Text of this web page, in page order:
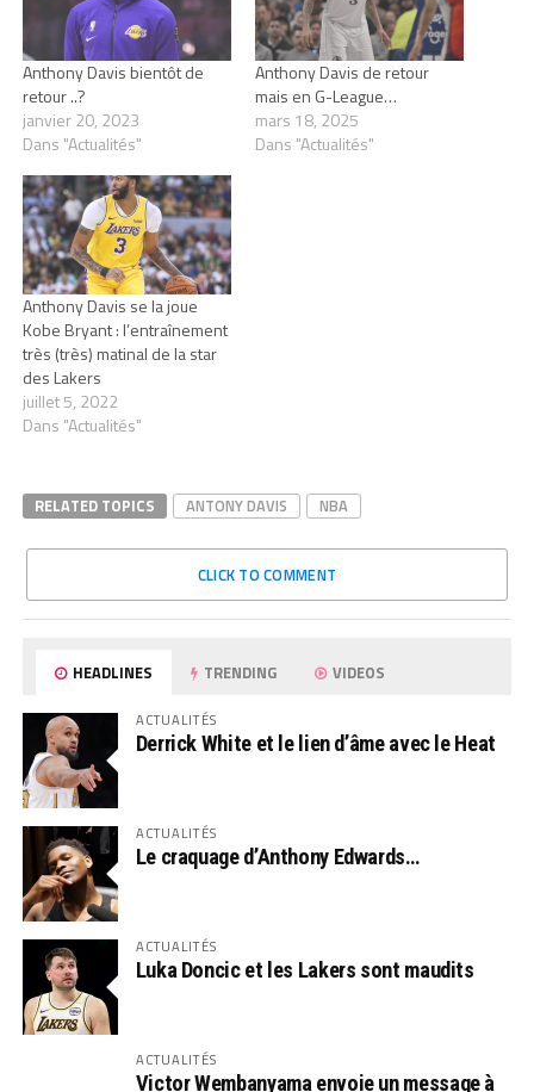
Anthony Davis bientôt de
retour ..?
janvier 20, 2023
Dans "Actualités"
Anthony Davis de retour
mais en G-League…
mars 18, 2025
Dans "Actualités"
Anthony Davis se la joue
Kobe Bryant : l’entraînement
très (très) matinal de la star
des Lakers
juillet 5, 2022
Dans "Actualités"
RELATED TOPICS ANTONY DAVIS NBA
CLICK TO COMMENT
HEADLINES TRENDING VIDEOS
ACTUALITÉS
Derrick White et le lien d’âme avec le Heat
ACTUALITÉS
Le craquage d’Anthony Edwards…
ACTUALITÉS
Luka Doncic et les Lakers sont maudits
ACTUALITÉS
Victor Wembanyama envoie un message à